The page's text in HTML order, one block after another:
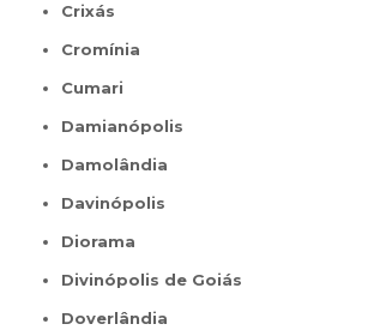
Crixás
Cromínia
Cumari
Damianópolis
Damolândia
Davinópolis
Diorama
Divinópolis de Goiás
Doverlândia